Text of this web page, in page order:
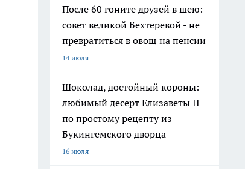
После 60 гоните друзей в шею:
совет великой Бехтеревой - не
превратиться в овощ на пенсии
14 июля
Шоколад, достойный короны:
любимый десерт Елизаветы II
по простому рецепту из
Букингемского дворца
16 июля